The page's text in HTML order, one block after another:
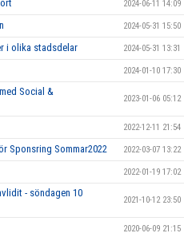
2024-06-11 14:09
2024-05-31 15:50
i olika stadsdelar 2024-05-31 13:31
2024-01-10 17:30
Social &
2023-01-06 05:12
2022-12-11 21:54
Sponsring Sommar2022 2022-03-07 13:22
2022-01-19 17:02
- söndagen 10
2021-10-12 23:50
2020-06-09 21:15